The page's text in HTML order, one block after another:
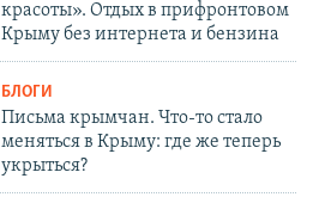
красоты». Отдых в прифронтовом
Крыму без интернета и бензина
БЛОГИ
Письма крымчан. Что-то стало
меняться в Крыму: где же теперь
укрыться?